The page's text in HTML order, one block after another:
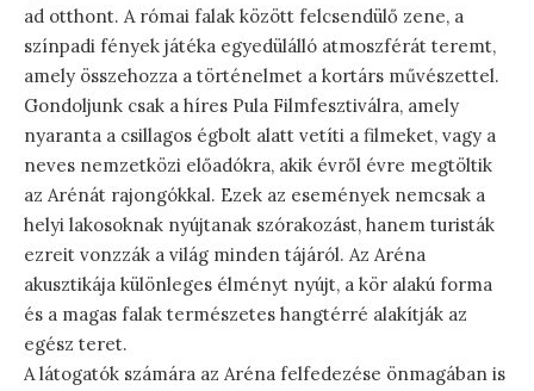
ad otthont. A római falak között felcsendülő zene, a
színpadi fények játéka egyedülálló atmoszférát teremt,
amely összehozza a történelmet a kortárs művészettel.
Gondoljunk csak a híres Pula Filmfesztiválra, amely
nyaranta a csillagos égbolt alatt vetíti a filmeket, vagy a
neves nemzetközi előadókra, akik évről évre megtöltik
az Arénát rajongókkal. Ezek az események nemcsak a
helyi lakosoknak nyújtanak szórakozást, hanem turisták
ezreit vonzzák a világ minden tájáról. Az Aréna
akusztikája különleges élményt nyújt, a kör alakú forma
és a magas falak természetes hangtérré alakítják az
egész teret.
A látogatók számára az Aréna felfedezése önmagában is